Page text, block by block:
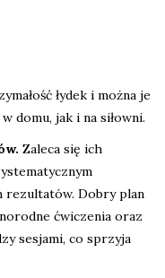
łydek i można je
domu, jak i na siłowni.
Zaleca się ich
rezultatów. Dobry plan
ćwiczenia oraz
sesjami, co sprzyja